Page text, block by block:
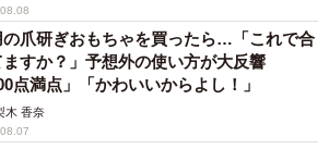
の爪研ぎおもちゃを買ったら…「これで合
ますか？」予想外の使い方が大反響
点満点」「かわいいからよし！」
木 香奈